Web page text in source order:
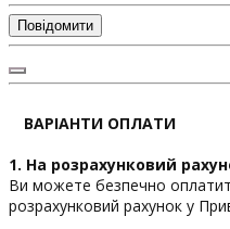
Повідомити
ВАРІАНТИ ОПЛАТИ
1. На розрахунковий
Ви можете безпечно
розрахунковий рахунок у